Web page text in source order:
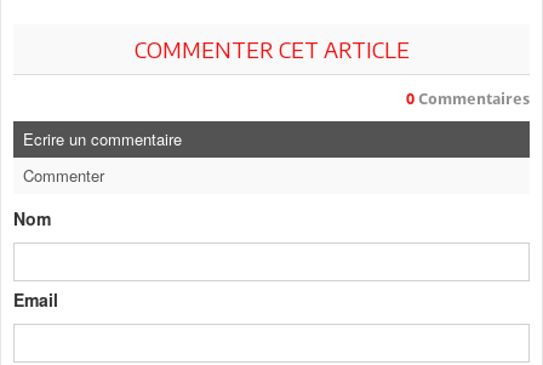
COMMENTER CET ARTICLE
0 Commentaires
Ecrire un commentaire
Commenter
Nom
Email